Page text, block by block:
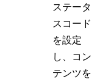
ステータ
スコード
を設定
し、コン
テンツを